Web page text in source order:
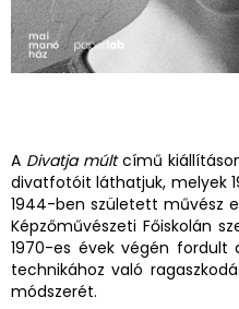
A Divatja múltcímű
divatfotóit láthatjuk, melyek
1944-ben született művész
Képzőművészeti Főiskolán
1970-es évek végén
technikához való
módszerét.